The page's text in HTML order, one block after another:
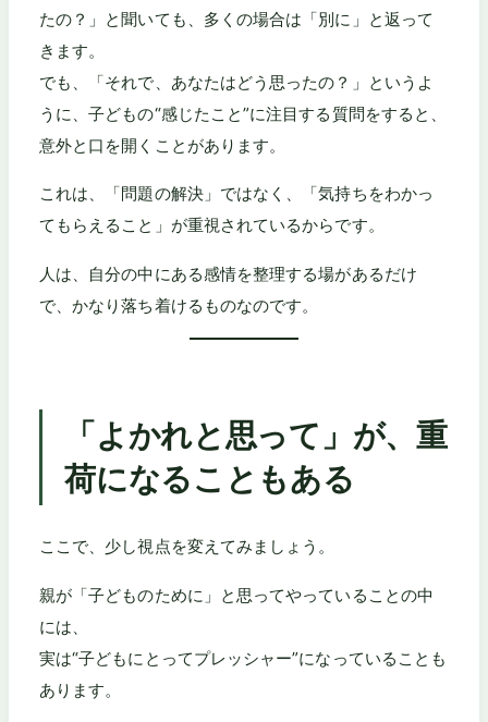
たの？」と聞いても、多くの場合は「別に」と返って
きます。
でも、「それで、あなたはどう思ったの？」というよ
うに、子どもの“感じたこと”に注目する質問をすると、
意外と口を開くことがあります。
これは、「問題の解決」ではなく、「気持ちをわかっ
てもらえること」が重視されているからです。
人は、自分の中にある感情を整理する場があるだけ
で、かなり落ち着けるものなのです。
「よかれと思って」が、重
荷になることもある
ここで、少し視点を変えてみましょう。
親が「子どものために」と思ってやっていることの中
には、
実は“子どもにとってプレッシャー”になっていることも
あります。